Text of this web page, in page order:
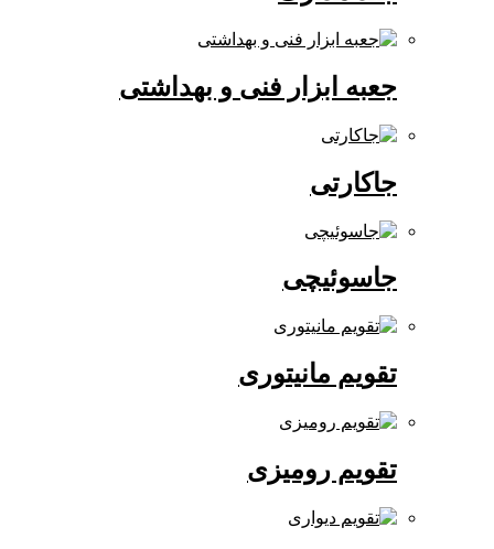
جعبه ابزار فنی و بهداشتی
جاسوئیچی
تقویم مانیتوری
تقویم رومیزی